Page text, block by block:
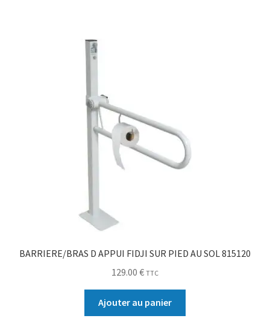
BARRIERE/BRAS D APPUI FIDJI SUR PIED AU SOL 815120
129.00 € TTC
Ajouter au panier